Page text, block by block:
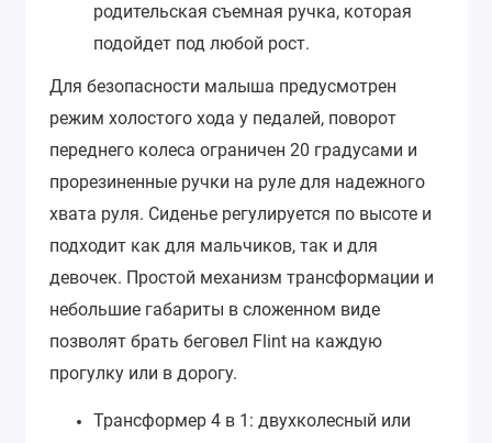
родительская съемная ручка, которая
подойдет под любой рост.
Для безопасности малыша предусмотрен
режим холостого хода у педалей, поворот
переднего колеса ограничен 20 градусами и
прорезиненные ручки на руле для надежного
хвата руля. Сиденье регулируется по высоте и
подходит как для мальчиков, так и для
девочек. Простой механизм трансформации и
небольшие габариты в сложенном виде
позволят брать беговел Flint на каждую
прогулку или в дорогу.
Трансформер 4 в 1: двухколесный или